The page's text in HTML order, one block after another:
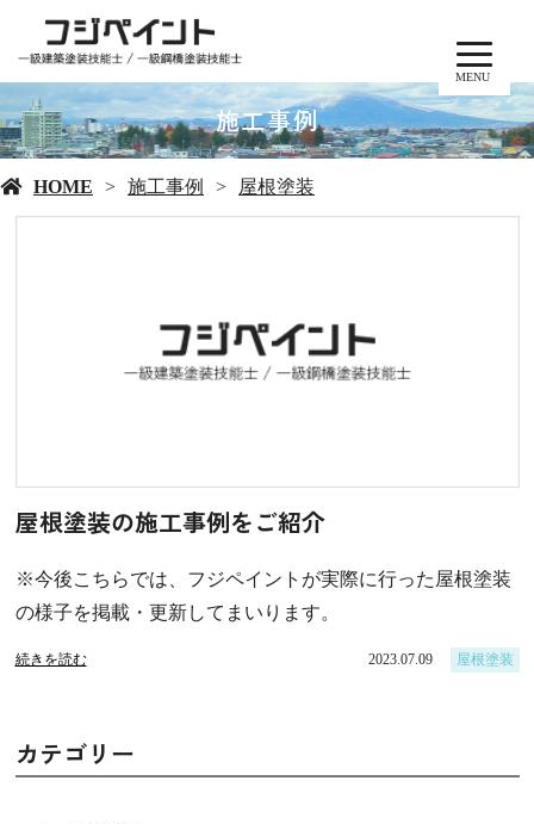
MENU
施工事例
HOME 施工事例 屋根塗装
屋根塗装の施工事例をご紹介
※今後こちらでは、フジペイントが実際に行った屋根塗装
の様子を掲載・更新してまいります。
続きを読む 2023.07.09 屋根塗装
カテゴリー